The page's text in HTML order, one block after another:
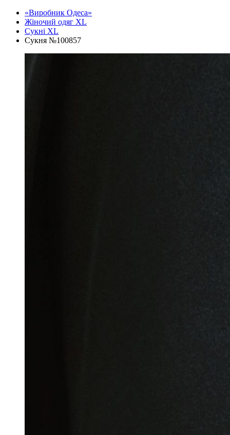
«Виробник Одеса»
Жіночий одяг XL
Cукні XL
Сукня №100857